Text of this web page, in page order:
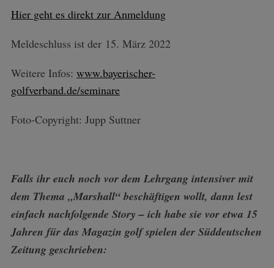
Hier geht es direkt zur Anmeldung
Meldeschluss ist der 15. März 2022
Weitere Infos: www.bayerischer-
golfverband.de/seminare
Foto-Copyright: Jupp Suttner
Falls ihr euch noch vor dem Lehrgang intensiver mit
dem Thema „Marshall“ beschäftigen wollt, dann lest
einfach nachfolgende Story – ich habe sie vor etwa 15
Jahren für das Magazin golf spielen der Süddeutschen
Zeitung geschrieben: